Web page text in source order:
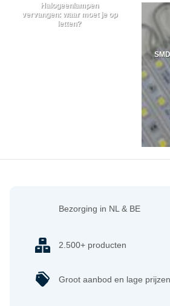
Halogeenlampen
vervangen: waar moet je op
letten?
Bezorging in NL & BE
2.500+ producten
Groot aanbod en lage prijzen